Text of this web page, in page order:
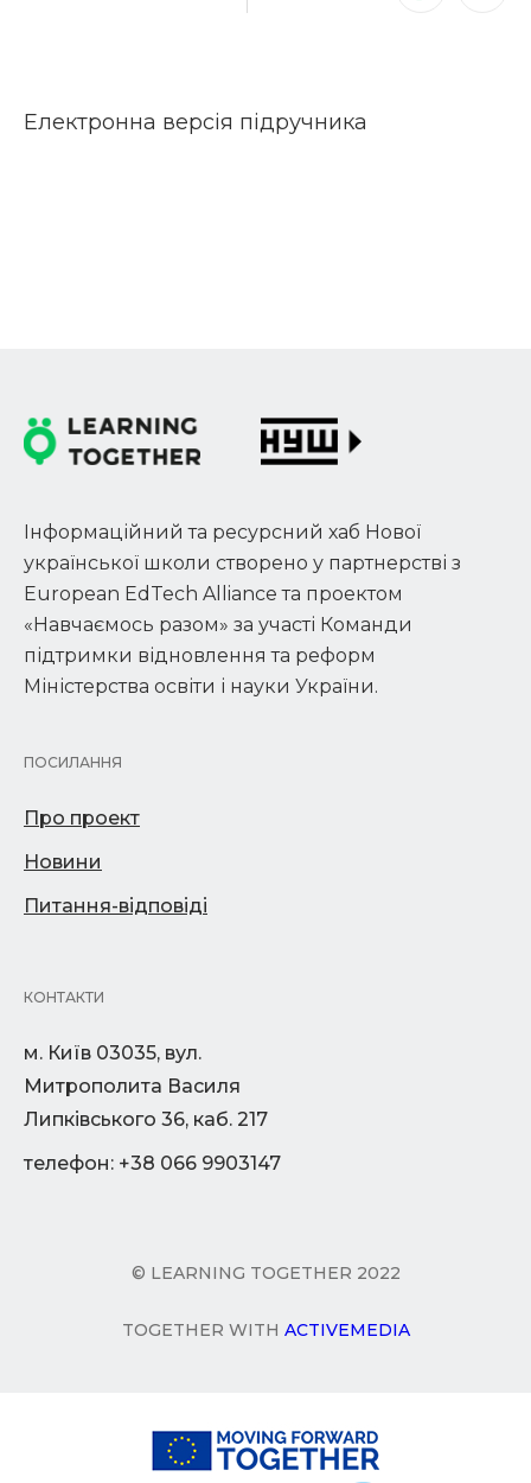
Електронна версія підручника
Інформаційний та ресурсний хаб Нової
української школи створено у партнерстві з
European EdTech Alliance та проектом
«Навчаємось разом» за участі Команди
підтримки відновлення та реформ
Міністерства освіти і науки України.
ПОСИЛАННЯ
Про проект
Новини
Питання-відповіді
КОНТАКТИ
м. Київ 03035, вул.
Митрополита Василя
Липківського 36, каб. 217
телефон: +38 066 9903147
© LEARNING TOGETHER 2022
TOGETHER WITH ACTIVEMEDIA